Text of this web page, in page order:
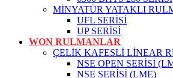
MİNYATÜR YATAKLI
UFL SERİSİ
UP SERİSİ
WON RULMANLAR
ÇELİK KAFESLİ LİNEAR
NSE OPEN SERİSİ
NSE SERİSİ (LME)